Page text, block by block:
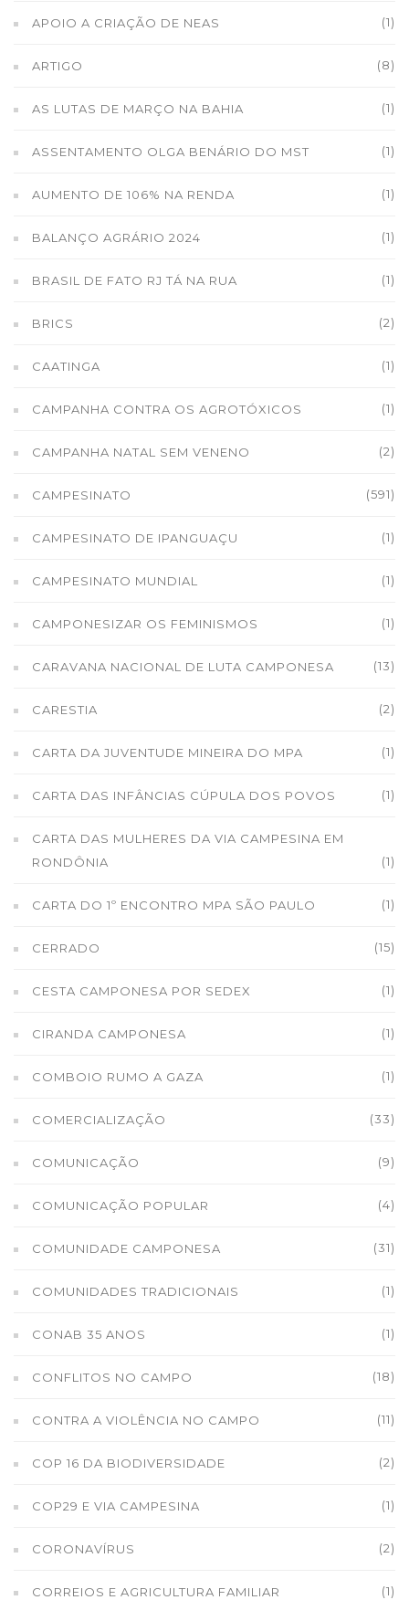
APOIO A CRIAÇÃO DE NEAS (1)
ARTIGO (8)
AS LUTAS DE MARÇO NA BAHIA (1)
ASSENTAMENTO OLGA BENÁRIO DO MST (1)
AUMENTO DE 106% NA RENDA (1)
BALANÇO AGRÁRIO 2024 (1)
BRASIL DE FATO RJ TÁ NA RUA (1)
BRICS (2)
CAATINGA (1)
CAMPANHA CONTRA OS AGROTÓXICOS (1)
CAMPANHA NATAL SEM VENENO (2)
CAMPESINATO (591)
CAMPESINATO DE IPANGUAÇU (1)
CAMPESINATO MUNDIAL (1)
CAMPONESIZAR OS FEMINISMOS (1)
CARAVANA NACIONAL DE LUTA CAMPONESA (13)
CARESTIA (2)
CARTA DA JUVENTUDE MINEIRA DO MPA (1)
CARTA DAS INFÂNCIAS CÚPULA DOS POVOS (1)
CARTA DAS MULHERES DA VIA CAMPESINA EM
RONDÔNIA
(1)
CARTA DO 1º ENCONTRO MPA SÃO PAULO (1)
CERRADO (15)
CESTA CAMPONESA POR SEDEX (1)
CIRANDA CAMPONESA (1)
COMBOIO RUMO A GAZA (1)
COMERCIALIZAÇÃO (33)
COMUNICAÇÃO (9)
COMUNICAÇÃO POPULAR (4)
COMUNIDADE CAMPONESA (31)
COMUNIDADES TRADICIONAIS (1)
CONAB 35 ANOS (1)
CONFLITOS NO CAMPO (18)
CONTRA A VIOLÊNCIA NO CAMPO (11)
COP 16 DA BIODIVERSIDADE (2)
COP29 E VIA CAMPESINA (1)
CORONAVÍRUS (2)
CORREIOS E AGRICULTURA FAMILIAR (1)